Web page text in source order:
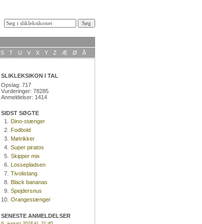
S T U V X Y Z Æ Ø Å
SLIKLEKSIKON I TAL
Opslag: 717
Vurderinger: 78285
Anmeldelser: 1414
SIDST SØGTE
1.
Dino-stænger
2. Fodbold
3. Møtrikker
4. Super piratos
5. Skipper mix
6. Lossepladsen
7. Tivolistang
8. Black bananas
9. Spejdersnus
10. Orangestænger
SENESTE ANMELDELSER